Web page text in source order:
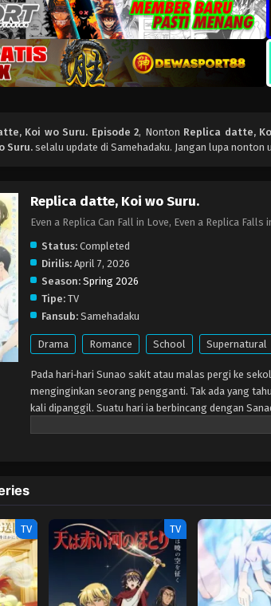
Koi wo Suru. Episode 2, Nonton Replica datte,
Suru. selalu update di Samehadaku. Jangan lupa nonton
Replica datte, Koi wo Suru.
Even a Replica Can Fall in Love, Even a Replica
Status: Completed
Dirilis: April 7, 2026
Season: Spring 2026
Tipe: TV
Fansub: Samehadaku
Drama Romance School Supernatural
Pada hari‑hari Sunao sakit atau malas pergi ke
menginginkan seorang pengganti. Tak ada yang
kali dipanggil. Suatu hari ia berbincang dengan
kemudian Sanada menyadari ada yang berbeda
TV TV